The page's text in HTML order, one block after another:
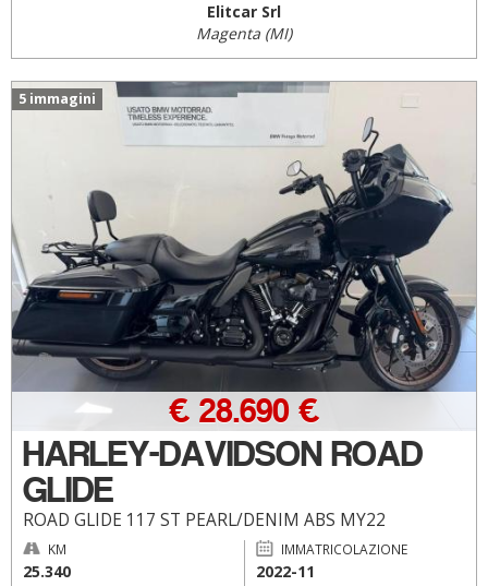
Elitcar Srl
Magenta (MI)
5 immagini
HARLEY-DAVIDSON ROAD
GLIDE
ROAD GLIDE 117 ST PEARL/DENIM ABS MY22
€ 28.690 €
KM
25.340
IMMATRICOLAZIONE
2022-11